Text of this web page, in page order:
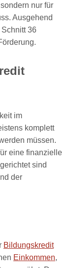
nur für
Ausgehend
Schnitt 36
im
komplett
müssen.
eine finanzielle
sind
der
Bildungskredit
Einkommen,